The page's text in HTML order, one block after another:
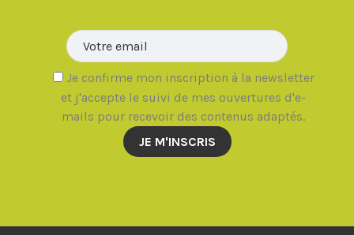
Veuillez
Je confirme mon inscription à la newsletter
et j'accepte le suivi de mes ouvertures d'e-
mails pour recevoir des contenus adaptés.